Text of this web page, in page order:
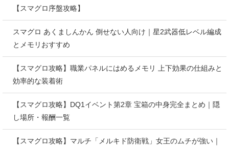
【スマグロ序盤攻略】
スマグロ あくましんかん 倒せない人向け｜星2武器低レベル編成
とメモリおすすめ
【スマグロ攻略】職業パネルにはめるメモリ 上下効果の仕組みと
効率的な装着術
【スマグロ攻略】DQ1イベント第2章 宝箱の中身完全まとめ｜隠
し場所・報酬一覧
【スマグロ攻略】マルチ「メルキド防衛戦」女王のムチが強い｜